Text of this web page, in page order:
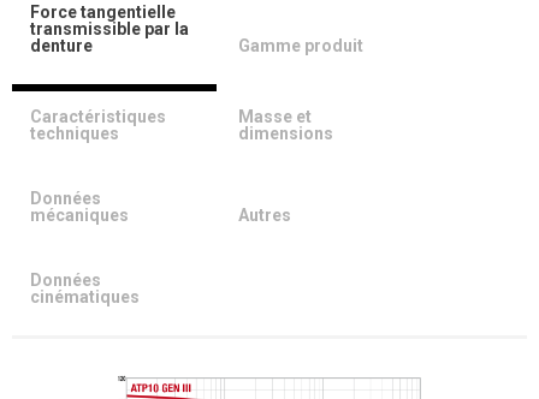
Force tangentielle
transmissible par la
denture
Gamme produit
Caractéristiques
techniques
Masse et
dimensions
Données
mécaniques
Autres
Données
cinématiques